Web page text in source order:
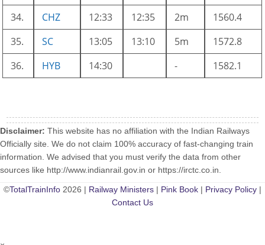
34.
CHZ 12:33 12:35 2m
1560.4
35.
SC 13:05 13:10 5m
1572.8
36.
HYB 14:30 - 1582.1
Disclaimer: This website has no affiliation with the Indian Railways
Officially site. We do not claim 100% accuracy of fast-changing train
information. We advised that you must verify the data from other
sources like http://www.indianrail.gov.in or https://irctc.co.in.
©TotalTrainInfo 2026 | Railway Ministers | Pink Book | Privacy Policy |
Contact Us